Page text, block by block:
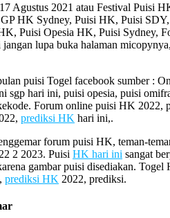
Agustus 2021 atau Festival Puisi
HK Sydney, Puisi HK, Puisi
Puisi Opesia HK, Puisi Sydney,
lupa buka halaman
puisi Togel facebook sumber :
sgp hari ini, puisi opesia, puisi
Forum online puisi HK 2022,
prediksi HK hari ini,.
forum puisi HK, teman-
2 2023. Puisi HK hari ini sangat
gambar puisi disediakan.
prediksi HK 2022, prediksi.